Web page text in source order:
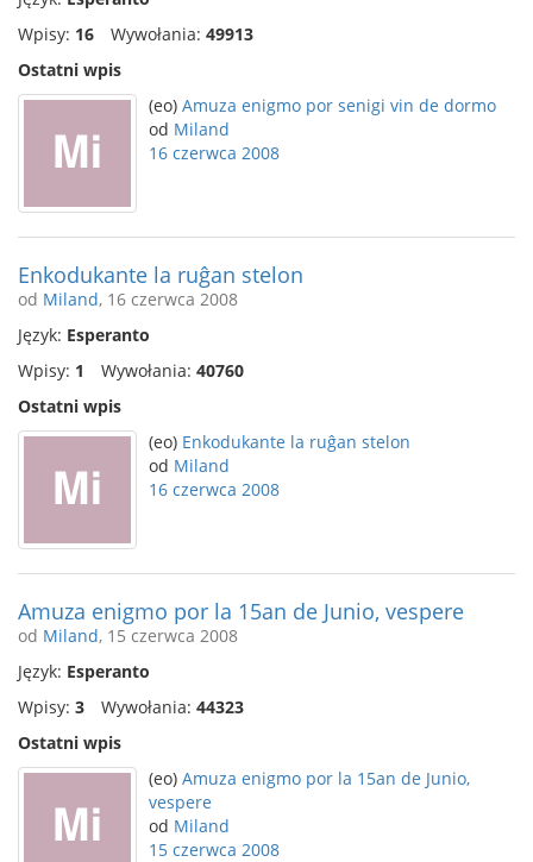
Wpisy: 16 Wywołania: 49913
Ostatni wpis
(eo) Amuza enigmo por senigi vin de dormo
od Miland
16 czerwca 2008
Enkodukante la ruĝan stelon
od Miland, 16 czerwca 2008
Język: Esperanto
Wpisy: 1 Wywołania: 40760
Ostatni wpis
(eo) Enkodukante la ruĝan stelon
od Miland
16 czerwca 2008
Amuza enigmo por la 15an de Junio, vespere
od Miland, 15 czerwca 2008
Język: Esperanto
Wpisy: 3 Wywołania: 44323
Ostatni wpis
(eo) Amuza enigmo por la 15an de Junio,
vespere
od Miland
15 czerwca 2008